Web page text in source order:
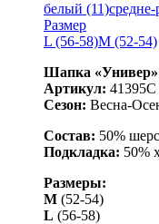
белый (11)
Размер
L (56-58)M (52-54)
Шапка «Универ»
Артикул: 41395С
Сезон: Весна-
Состав: 50%
Подкладка: 50%
Размеры:
М (52-54)
L (56-58)